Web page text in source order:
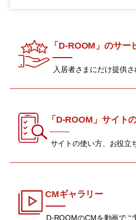
「D-ROOM」のサー
入居者さまにだけ提供
「D-ROOM」サイト
サイトの使い方、お役立
CMギャラリー
D-ROOMのCMを動画でご